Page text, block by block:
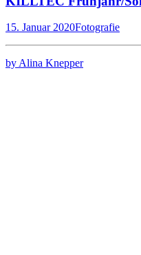
15. Januar 2020Fotografie
by Alina Knepper